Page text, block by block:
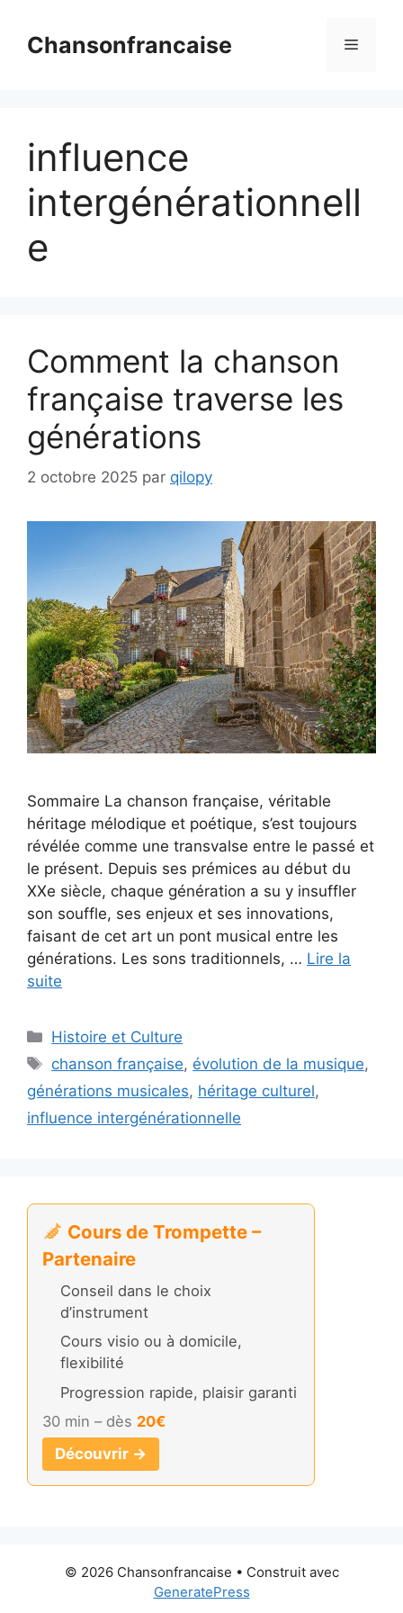
contenuChansonfrancaise Menu
influence
intergénérationnell
e
Comment la chanson
française traverse les
générations
2 octobre 2025 par qilopy
Sommaire La chanson française, véritable
héritage mélodique et poétique, s’est toujours
révélée comme une transvalse entre le passé et
le présent. Depuis ses prémices au début du
XXe siècle, chaque génération a su y insuffler
son souffle, ses enjeux et ses innovations,
faisant de cet art un pont musical entre les
générations. Les sons traditionnels, … Lire la
suite
Catégories
Histoire et Culture
Étiquettes
chanson française, évolution de la musique,
générations musicales, héritage culturel,
influence intergénérationnelle
Cours de Trompette –
Partenaire
Conseil dans le choix
d’instrument
Cours visio ou à domicile,
flexibilité
Progression rapide, plaisir garanti
30 min – dès 20€
Découvrir →
© 2026 Chansonfrancaise • Construit avec
GeneratePress